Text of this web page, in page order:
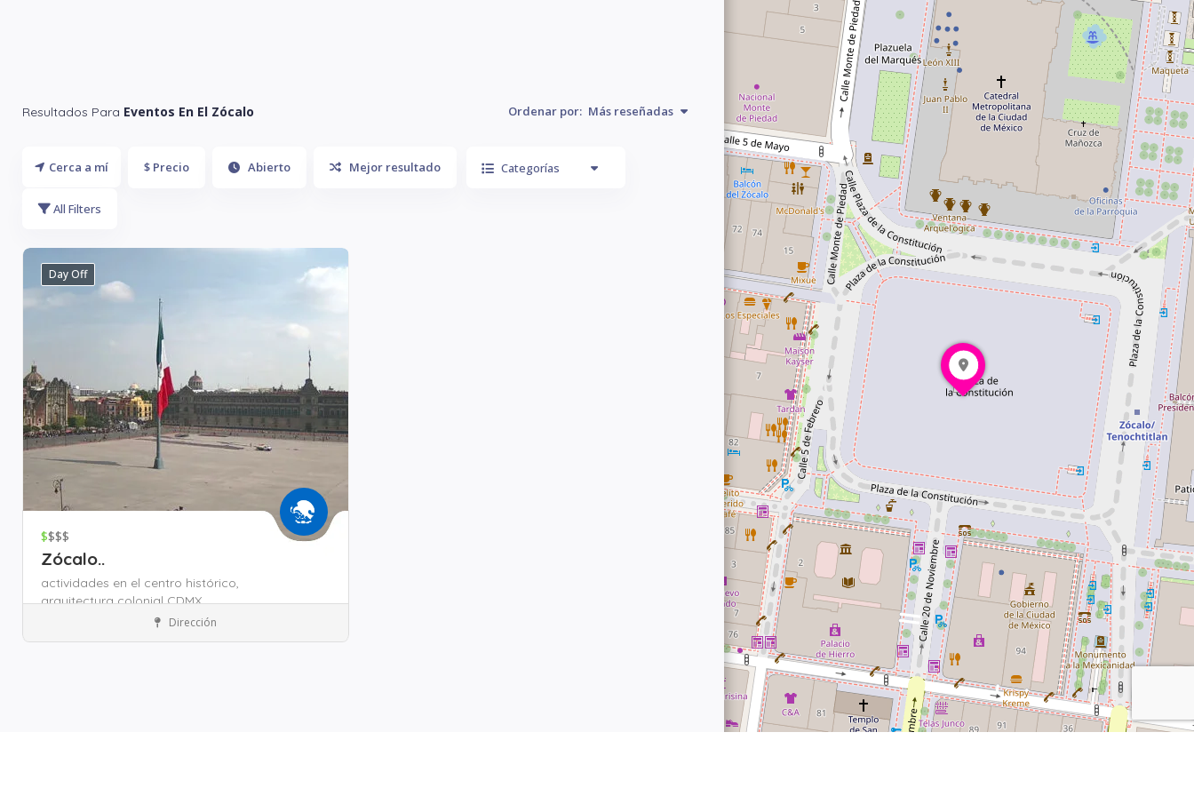
Resultados Para Eventos En El Zócalo Ordenar por: Más reseñadas
Cerca a mí $ Precio Abierto Mejor resultado Categorías
All Filters
Day Off
$$$$
Zócalo..
actividades en el centro histórico,
arquitectura colonial CDMX,
atractivos turísticos CDMX,
Dirección